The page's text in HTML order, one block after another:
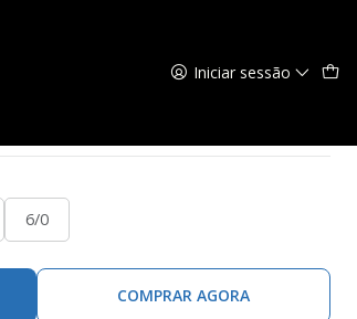
Iniciar sessão
6/0
COMPRAR AGORA